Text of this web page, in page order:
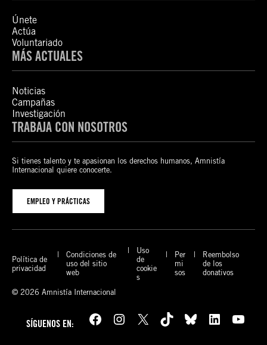
Únete
Actúa
Voluntariado
MÁS ACTUALES
Noticias
Campañas
Investigación
TRABAJA CON NOSOTROS
Si tienes talento y te apasionan los derechos humanos, Amnistía
Internacional quiere conocerte.
EMPLEO Y PRÁCTICAS
Política de
privacidad
Condiciones de
uso del sitio
web
Uso
de
cookie
s
Per
mi
sos
Reembolso
de los
donativos
© 2026 Amnistía Internacional
SÍGUENOS EN: Facebook Instagram X TikTok Bluesky LinkedIn YouTube